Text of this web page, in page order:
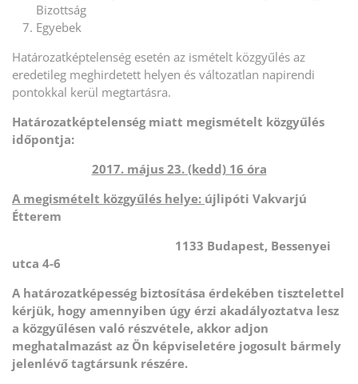
Bizottság
Egyebek
Határozatképtelenség esetén az ismételt közgyűlés az
eredetileg meghirdetett helyen és változatlan napirendi
pontokkal kerül megtartásra.
Határozatképtelenség miatt megismételt közgyűlés
időpontja:
2017. május 23. (kedd) 16 óra
A megismételt közgyűlés helye: újlipóti Vakvarjú
Étterem
1133 Budapest, Bessenyei
utca 4-6
A határozatképesség biztosítása érdekében tisztelettel
kérjük, hogy amennyiben úgy érzi akadályoztatva lesz
a közgyűlésen való részvétele, akkor adjon
meghatalmazást az Ön képviseletére jogosult bármely
jelenlévő tagtársunk részére.